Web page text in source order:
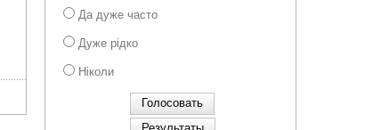
Да дуже часто
Дуже рідко
Ніколи